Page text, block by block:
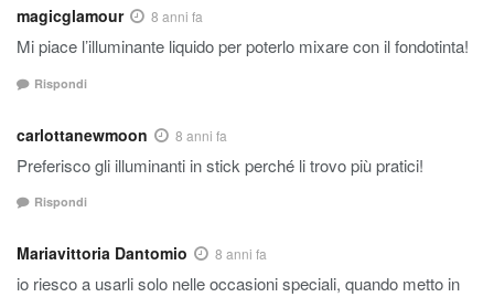
magicglamour 8 anni fa
Mi piace l’illuminante liquido per poterlo mixare con il fondotinta!
Rispondi
carlottanewmoon 8 anni fa
Preferisco gli illuminanti in stick perché li trovo più pratici!
Rispondi
Mariavittoria Dantomio 8 anni fa
io riesco a usarli solo nelle occasioni speciali, quando metto in